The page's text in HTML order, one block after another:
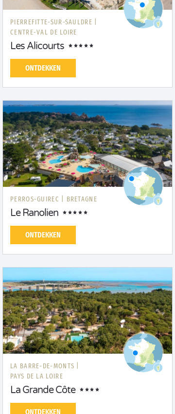
PIERREFITTE-SUR-SAULDRE |
CENTRE-VAL DE LOIRE
Les Alicourts
ONTDEKKEN
PERROS-GUIREC | BRETAGNE
Le Ranolien
ONTDEKKEN
LA BARRE-DE-MONTS |
PAYS DE LA LOIRE
La Grande Côte
ONTDEKKEN